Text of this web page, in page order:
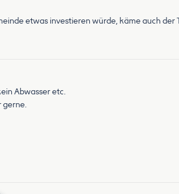
etwas investieren würde, käme auch der
Abwasser etc.
gerne.